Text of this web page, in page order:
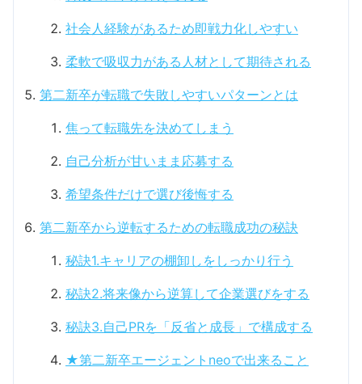
社会人経験があるため即戦力化しやすい
柔軟で吸収力がある人材として期待される
第二新卒が転職で失敗しやすいパターンとは
焦って転職先を決めてしまう
自己分析が甘いまま応募する
希望条件だけで選び後悔する
第二新卒から逆転するための転職成功の秘訣
秘訣1.キャリアの棚卸しをしっかり行う
秘訣2.将来像から逆算して企業選びをする
秘訣3.自己PRを「反省と成長」で構成する
★第二新卒エージェントneoで出来ること